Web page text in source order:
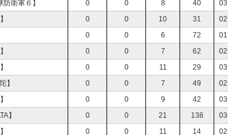
衛軍６】 0 0 8 40
0 0 10 31
0 0 6 72
0 0 7 62
0 0 11 29
】 0 0 7 49
0 0 9 42
】 0 0 21 138
0 0 11 14